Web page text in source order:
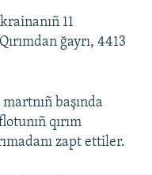
11
ğayrı, 4413
başında
qırım
zapt ettiler.